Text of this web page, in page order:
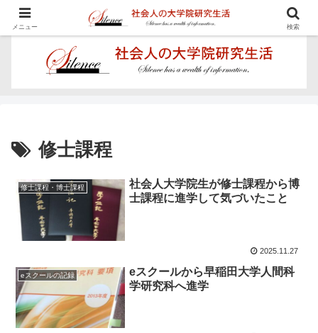
学びを楽しむ - Proposal for Acquiring Doctor's Degree -
修士課程
修士課程・博士課程
社会人大学院生が修士課程から博
士課程に進学して気づいたこと
2025.11.27
eスクールの記録
eスクールから早稲田大学人間科
学研究科へ進学
メニュー 検索